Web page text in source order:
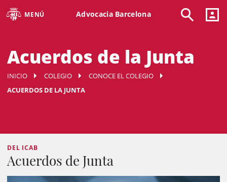
MENÚ Advocacia Barcelona
Acuerdos de la Junta
INICIO COLEGIO
CONOCE EL COLEGIO
ACUERDOS DE LA JUNTA
DEL ICAB
Acuerdos de Junta